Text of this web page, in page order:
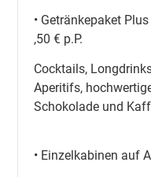
• Getränkepaket
,50 € p.P.
Cocktails,
Aperitifs,
Schokolade und
• Einzelkabinen auf